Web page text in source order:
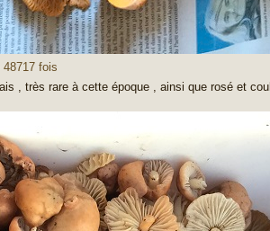
48717 fois
, très rare à cette époque , ainsi que rosé et